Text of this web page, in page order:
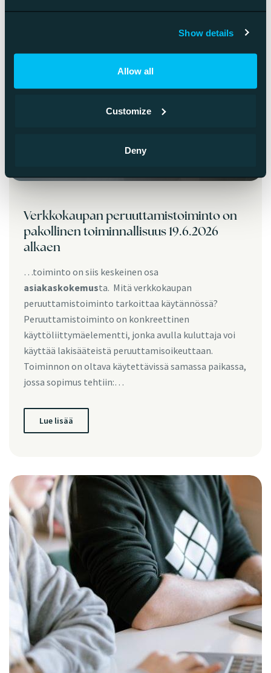
Show details
Allow all
Customize
Deny
Verkkokaupan peruuttamistoiminto on
pakollinen toiminnallisuus 19.6.2026
alkaen
…toiminto on siis keskeinen osa
asiakaskokemusta. Mitä verkkokaupan
peruuttamistoiminto tarkoittaa käytännössä?
Peruuttamistoiminto on konkreettinen
käyttöliittymäelementti, jonka avulla kuluttaja voi
käyttää lakisääteistä peruuttamisoikeuttaan.
Toiminnon on oltava käytettävissä samassa paikassa,
jossa sopimus tehtiin:…
Lue lisää